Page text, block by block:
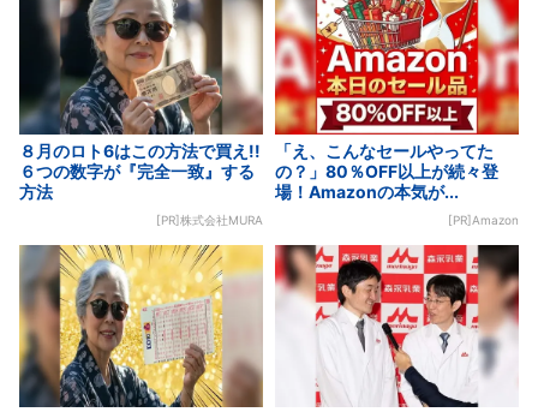
８月のロト6はこの方法で買え!!
６つの数字が『完全一致』する
方法
[PR]株式会社MURA
「え、こんなセールやってた
の？」80％OFF以上が続々登
場！Amazonの本気が...
[PR]Amazon